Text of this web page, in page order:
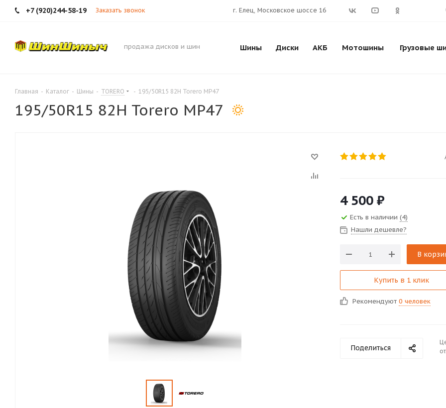
+7 (920)244-58-19 Заказать звонок г. Елец, Московское шоссе 16
продажа дисков и шин Шины Диски АКБ Мотошины Грузовые
Главная - Каталог - Шины - TORERO - 195/50R15 82H Torero MP47
195/50R15 82H Torero MP47
4 500 ₽
Есть в наличии (4)
Нашли дешевле?
В
Купить в 1 клик
Рекомендуют 0 человек
Поделиться